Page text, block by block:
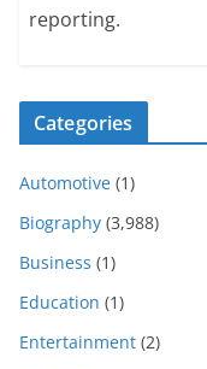
reporting.
Categories
Automotive (1)
Biography (3,988)
Business (1)
Education (1)
Entertainment (2)